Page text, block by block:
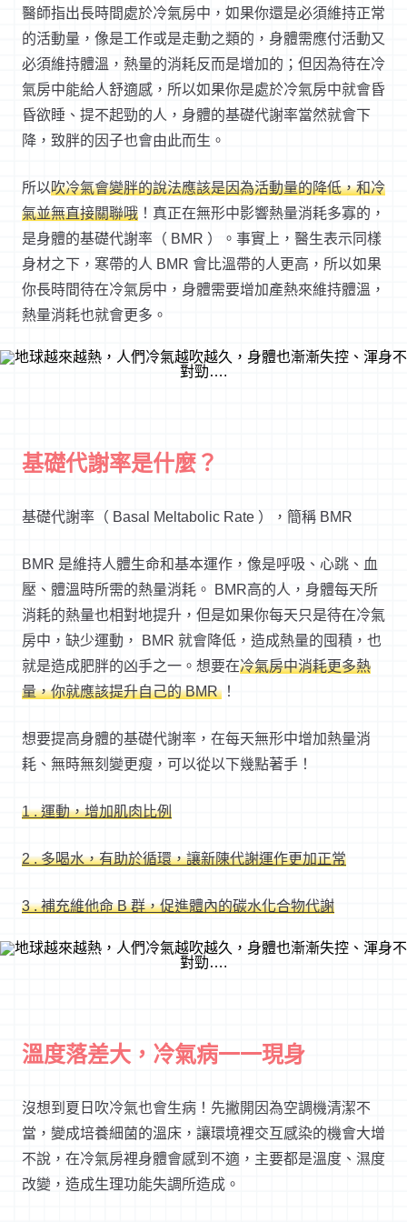
醫師指出長時間處於冷氣房中，如果你還是必須維持正常
的活動量，像是工作或是走動之類的，身體需應付活動又
必須維持體溫，熱量的消耗反而是增加的；但因為待在冷
氣房中能給人舒適感，所以如果你是處於冷氣房中就會昏
昏欲睡、提不起勁的人，身體的基礎代謝率當然就會下
降，致胖的因子也會由此而生。
所以吹冷氣會變胖的說法應該是因為活動量的降低，和冷
氣並無直接關聯哦 ！真正在無形中影響熱量消耗多寡的，
是身體的基礎代謝率（ BMR ）。事實上，醫生表示同樣
身材之下，寒帶的人 BMR 會比溫帶的人更高，所以如果
你長時間待在冷氣房中，身體需要增加產熱來維持體溫，
熱量消耗也就會更多。
基礎代謝率是什麼？
基礎代謝率（ Basal Meltabolic Rate ），簡稱 BMR
BMR 是維持人體生命和基本運作，像是呼吸、心跳、血
壓、體溫時所需的熱量消耗。 BMR高的人，身體每天所
消耗的熱量也相對地提升，但是如果你每天只是待在冷氣
房中，缺少運動， BMR 就會降低，造成熱量的囤積，也
就是造成肥胖的凶手之一。想要在冷氣房中消耗更多熱
量，你就應該提升自己的BMR ！
想要提高身體的基礎代謝率，在每天無形中增加熱量消
耗、無時無刻變更瘦，可以從以下幾點著手！
1 .運動，增加肌肉比例
2 .多喝水，有助於循環，讓新陳代謝運作更加正常
3 .補充維他命 B群，促進體內的碳水化合物代謝
溫度落差大，冷氣病一一現身
沒想到夏日吹冷氣也會生病！先撇開因為空調機清潔不
當，變成培養細菌的溫床，讓環境裡交互感染的機會大增
不說，在冷氣房裡身體會感到不適，主要都是溫度、濕度
改變，造成生理功能失調所造成。